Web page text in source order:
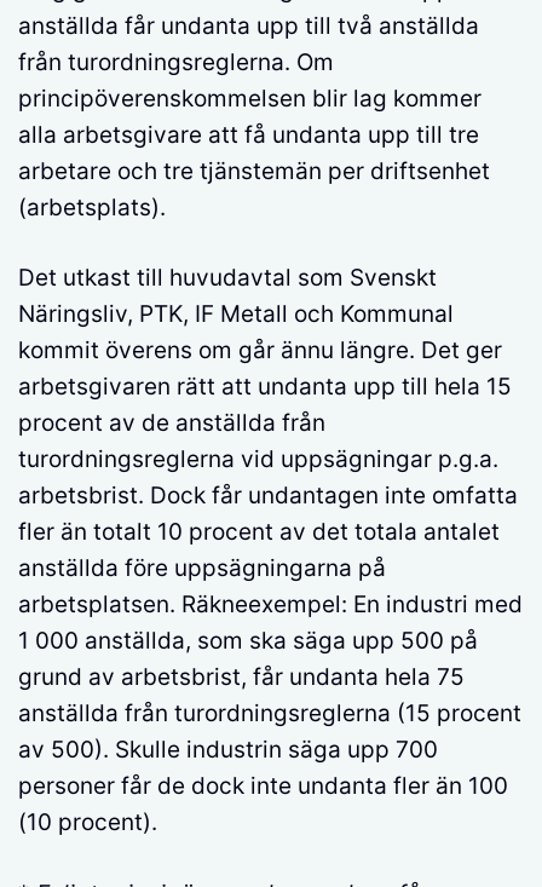
anställda får undanta upp till två anställda
från turordningsreglerna. Om
principöverenskommelsen blir lag kommer
alla arbetsgivare att få undanta upp till tre
arbetare och tre tjänstemän per driftsenhet
(arbetsplats).
Det utkast till huvudavtal som Svenskt
Näringsliv, PTK, IF Metall och Kommunal
kommit överens om går ännu längre. Det ger
arbetsgivaren rätt att undanta upp till hela 15
procent av de anställda från
turordningsreglerna vid uppsägningar p.g.a.
arbetsbrist. Dock får undantagen inte omfatta
fler än totalt 10 procent av det totala antalet
anställda före uppsägningarna på
arbetsplatsen. Räkneexempel: En industri med
1 000 anställda, som ska säga upp 500 på
grund av arbetsbrist, får undanta hela 75
anställda från turordningsreglerna (15 procent
av 500). Skulle industrin säga upp 700
personer får de dock inte undanta fler än 100
(10 procent).